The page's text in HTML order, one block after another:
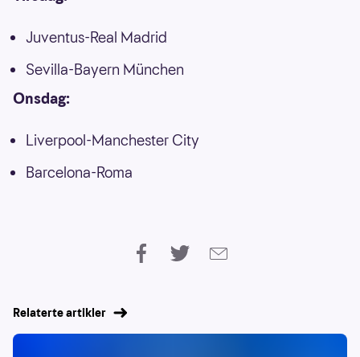
Juventus-Real Madrid
Sevilla-Bayern München
Onsdag:
Liverpool-Manchester City
Barcelona-Roma
Relaterte artikler